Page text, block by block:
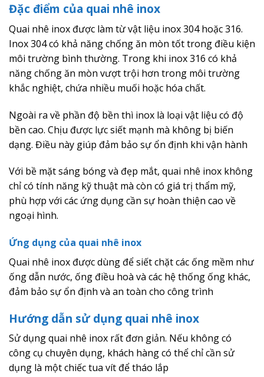
Đặc điểm của quai nhê inox
Quai nhê inox được làm từ vật liệu inox 304 hoặc 316.
Inox 304 có khả năng chống ăn mòn tốt trong điều kiện
môi trường bình thường. Trong khi inox 316 có khả
năng chống ăn mòn vượt trội hơn trong môi trường
khắc nghiệt, chứa nhiều muối hoặc hóa chất.
Ngoài ra về phần độ bền thì inox là loại vật liệu có độ
bền cao. Chịu được lực siết mạnh mà không bị biến
dạng. Điều này giúp đảm bảo sự ổn định khi vận hành
Với bề mặt sáng bóng và đẹp mắt, quai nhê inox không
chỉ có tính năng kỹ thuật mà còn có giá trị thẩm mỹ,
phù hợp với các ứng dụng cần sự hoàn thiện cao về
ngoại hình.
Ứng dụng của quai nhê inox
Quai nhê inox được dùng để siết chặt các ống mềm như
ống dẫn nước, ống điều hoà và các hệ thống ống khác,
đảm bảo sự ổn định và an toàn cho công trình
Hướng dẫn sử dụng quai nhê inox
Sử dụng quai nhê inox rất đơn giản. Nếu không có
công cụ chuyên dụng, khách hàng có thể chỉ cần sử
dụng là một chiếc tua vít để tháo lắp